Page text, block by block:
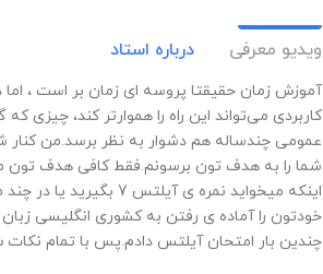
ویدیو معرفی درباره استاد
آموزش زمان حقیقتا پروسه ای زمان بر است ، اما
کاربردی می‌تواند این راه را هموارتر کند، چیزی
عمومی چندساله هم دشوار به نظر برسد.من کنار
شما را به هدف تون برسونم‌.فقط کافی هدف
اینکه میخواید نمره ی آیلتس 7
خودتون را آماده ی رفتن به کشوری انگلیسی
چندین بار امتحان آیلتس دادم.پس با تمام